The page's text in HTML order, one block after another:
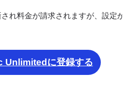
れ料金が請求されますが、設定
Unlimitedに登録する